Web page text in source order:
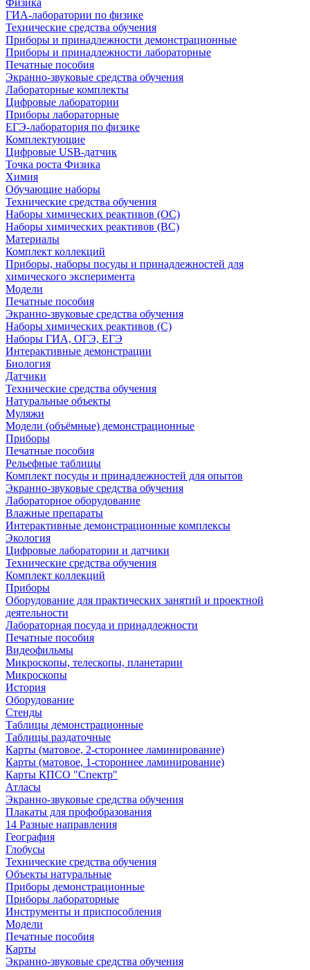
Физика
ГИА-лаборатории по физике
Технические средства обучения
Приборы и принадлежности демонстрационные
Приборы и принадлежности лабораторные
Печатные пособия
Экранно-звуковые средства обучения
Лабораторные комплекты
Цифровые лаборатории
Приборы лабораторные
ЕГЭ-лаборатория по физике
Комплектующие
Цифровые USB-датчик
Точка роста Физика
Химия
Обучающие наборы
Технические средства обучения
Наборы химических реактивов (ОС)
Наборы химических реактивов (ВС)
Материалы
Комплект коллекций
Приборы, наборы посуды и принадлежностей для
химического эксперимента
Модели
Печатные пособия
Экранно-звуковые средства обучения
Наборы химических реактивов (С)
Наборы ГИА, ОГЭ, ЕГЭ
Интерактивные демонстрации
Биология
Датчики
Технические средства обучения
Натуральные объекты
Муляжи
Модели (объёмные) демонстрационные
Приборы
Печатные пособия
Рельефные таблицы
Комплект посуды и принадлежностей для опытов
Экранно-звуковые средства обучения
Лабораторное оборудование
Влажные препараты
Интерактивные демонстрационные комплексы
Экология
Цифровые лаборатории и датчики
Технические средства обучения
Комплект коллекций
Приборы
Оборудование для практических занятий и проектной
деятельности
Лабораторная посуда и принадлежности
Печатные пособия
Видеофильмы
Микроскопы, телескопы, планетарии
Микроскопы
История
Оборудование
Стенды
Таблицы демонстрационные
Таблицы раздаточные
Карты (матовое, 2-стороннее ламинирование)
Карты (матовое, 1-стороннее ламинирование)
Карты КПСО "Спектр"
Атласы
Экранно-звуковые средства обучения
Плакаты для профобразования
14 Разные направления
География
Глобусы
Технические средства обучения
Объекты натуральные
Приборы демонстрационные
Приборы лабораторные
Инструменты и приспособления
Модели
Печатные пособия
Карты
Экранно-звуковые средства обучения